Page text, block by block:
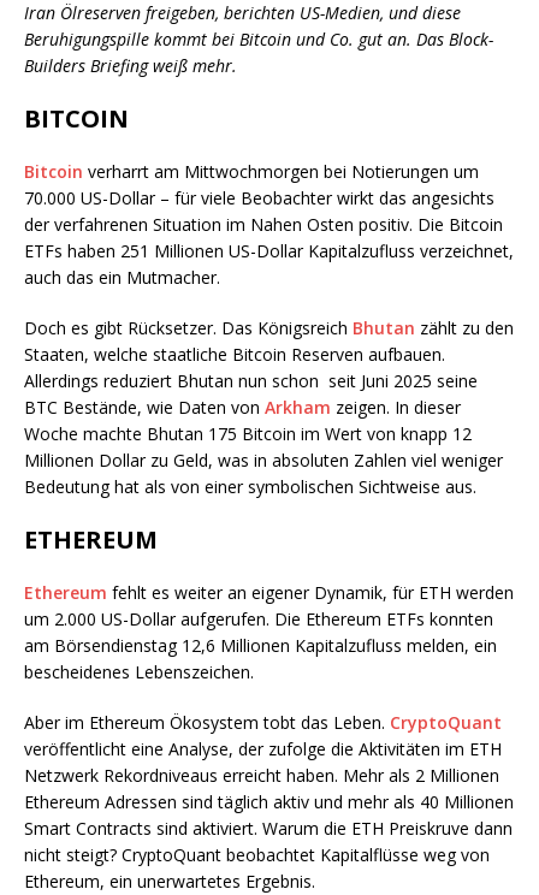
Iran Ölreserven freigeben, berichten US-Medien, und diese
Beruhigungspille kommt bei Bitcoin und Co. gut an. Das Block-
Builders Briefing weiß mehr.
BITCOIN
Bitcoin verharrt am Mittwochmorgen bei Notierungen um
70.000 US-Dollar – für viele Beobachter wirkt das angesichts
der verfahrenen Situation im Nahen Osten positiv. Die Bitcoin
ETFs haben 251 Millionen US-Dollar Kapitalzufluss verzeichnet,
auch das ein Mutmacher.
Doch es gibt Rücksetzer. Das Königsreich Bhutan zählt zu den
Staaten, welche staatliche Bitcoin Reserven aufbauen.
Allerdings reduziert Bhutan nun schon seit Juni 2025 seine
BTC Bestände, wie Daten von Arkham zeigen. In dieser
Woche machte Bhutan 175 Bitcoin im Wert von knapp 12
Millionen Dollar zu Geld, was in absoluten Zahlen viel weniger
Bedeutung hat als von einer symbolischen Sichtweise aus.
ETHEREUM
Ethereum fehlt es weiter an eigener Dynamik, für ETH werden
um 2.000 US-Dollar aufgerufen. Die Ethereum ETFs konnten
am Börsendienstag 12,6 Millionen Kapitalzufluss melden, ein
bescheidenes Lebenszeichen.
Aber im Ethereum Ökosystem tobt das Leben. CryptoQuant
veröffentlicht eine Analyse, der zufolge die Aktivitäten im ETH
Netzwerk Rekordniveaus erreicht haben. Mehr als 2 Millionen
Ethereum Adressen sind täglich aktiv und mehr als 40 Millionen
Smart Contracts sind aktiviert. Warum die ETH Preiskruve dann
nicht steigt? CryptoQuant beobachtet Kapitalflüsse weg von
Ethereum, ein unerwartetes Ergebnis.